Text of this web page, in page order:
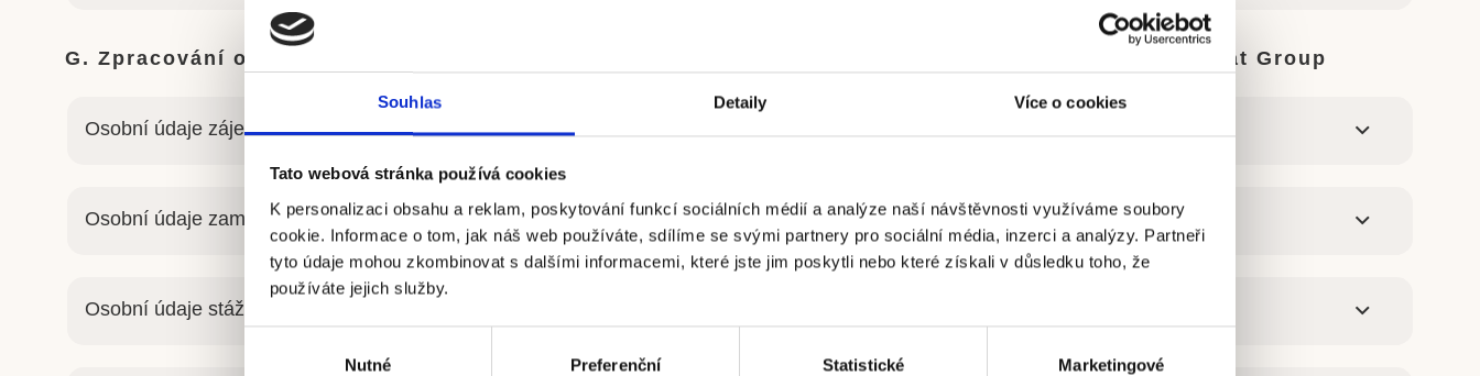
Souhlas Detaily Více o cookies
Tato webová stránka používá cookies
K personalizaci obsahu a reklam, poskytování funkcí sociálních médií a analýze naší návštěvnosti využíváme soubory
cookie. Informace o tom, jak náš web používáte, sdílíme se svými partnery pro sociální média, inzerci a analýzy. Partneři
tyto údaje mohou zkombinovat s dalšími informacemi, které jste jim poskytli nebo které získali v důsledku toho, že
používáte jejich služby.
Nutné Preferenční Statistické Marketingové
G. Zpracování osobních údajů v souvislosti s výkonem práce v některé ze společností skupiny Ambeat Group
Osobní údaje zájemců o práci
Osobní údaje zaměstnanců
Osobní údaje stážistů